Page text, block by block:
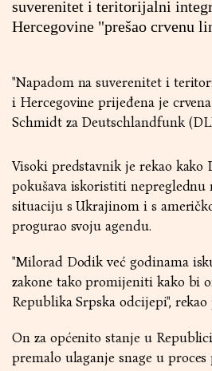
suverenitet i teritorijalni
Hercegovine "prešao crvenu
"Napadom na suverenitet i
i Hercegovine prijeđena je
Schmidt za Deutschlandfunk
Visoki predstavnik je rekao kako
pokušava iskoristiti nepreglednu
situaciju s Ukrajinom i s
progurao svoju agendu.
"Milorad Dodik već godinama
zakone tako promijeniti kako bi
Republika Srpska odcijepi",
On za općenito stanje u
premalo ulaganje snage u